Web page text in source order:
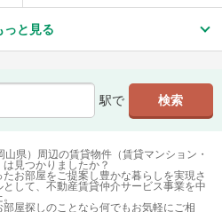
っと見る
駅で
県）周辺の賃貸物件（賃貸マンション・
見つかりましたか？
お部屋をご提案し豊かな暮らしを実現さ
して、不動産賃貸仲介サービス事業を中
屋探しのことなら何でもお気軽にご相